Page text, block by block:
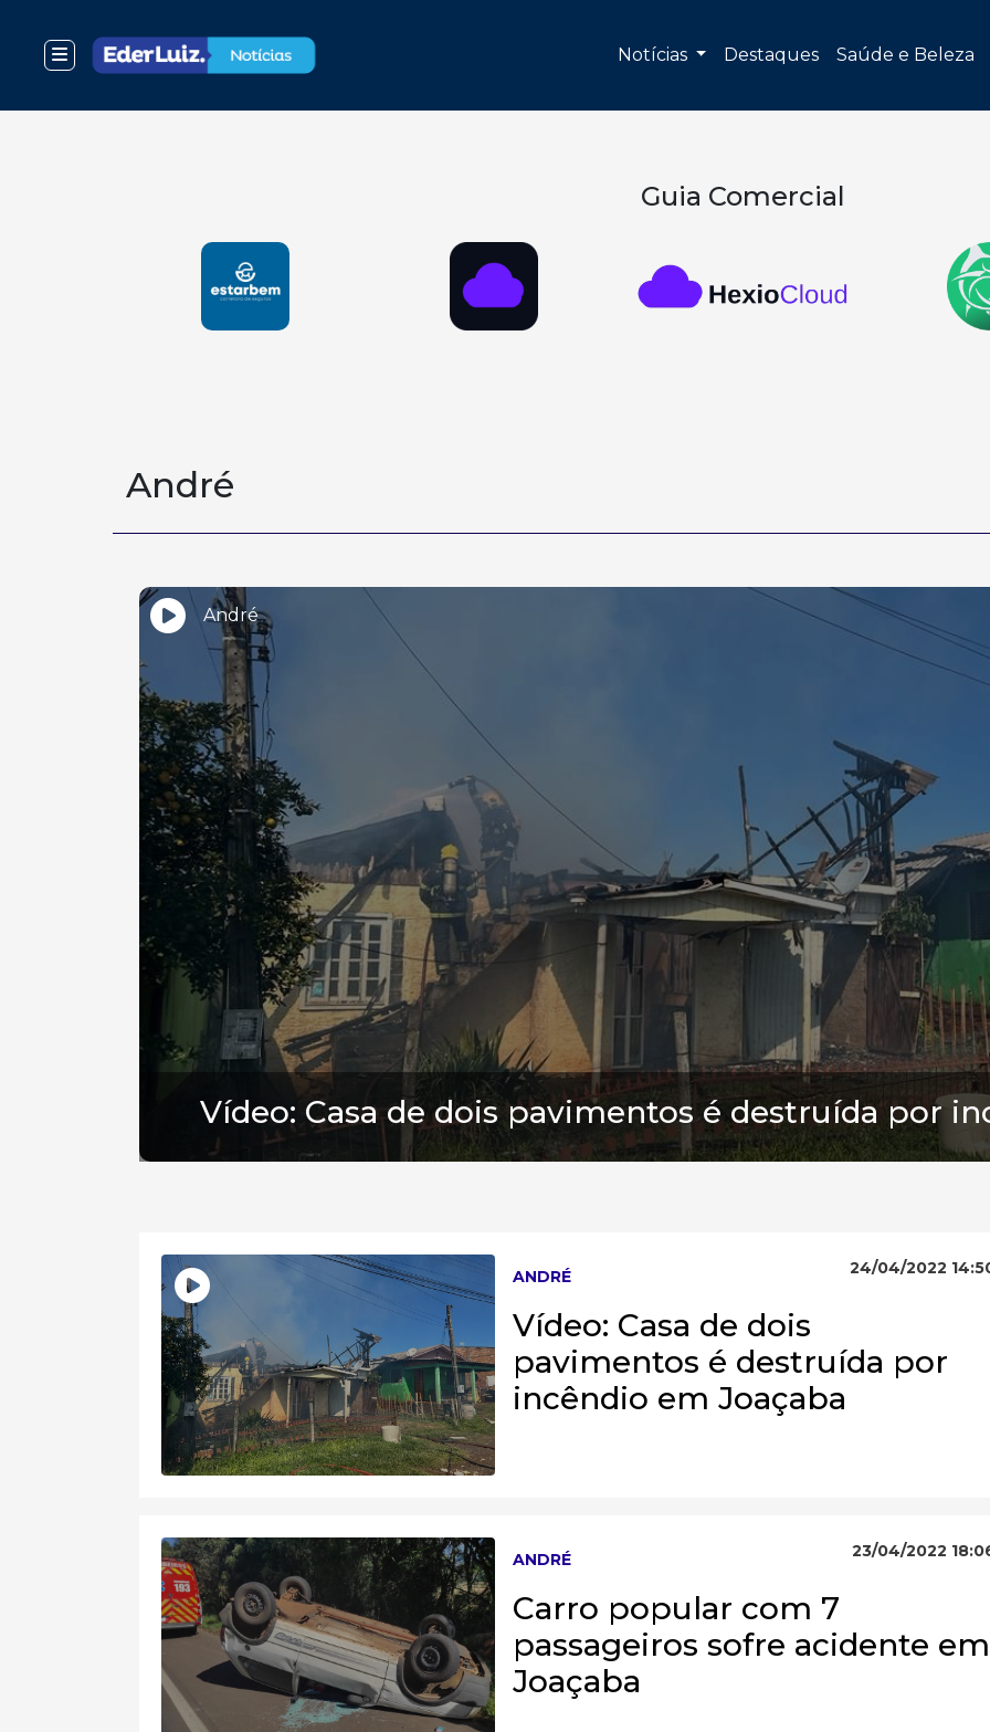
Notícias Destaques Saúde e Beleza
Guia Comercial
André
André
Vídeo: Casa de dois pavimentos é destruída por
ANDRÉ 24/04/2022
Vídeo: Casa de dois
pavimentos é destruída por
incêndio em Joaçaba
ANDRÉ 23/04/2022
Carro popular com 7
passageiros sofre acidente em
Joaçaba